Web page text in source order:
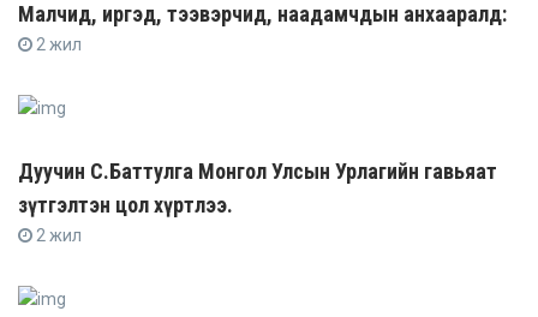
Малчид, иргэд, тээвэрчид, наадамчдын анхааралд:
2 жил
Дуучин С.Баттулга Монгол Улсын Урлагийн гавьяат
зүтгэлтэн цол хүртлээ.
2 жил